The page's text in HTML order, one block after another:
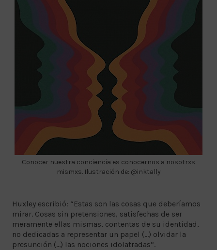
Conocer nuestra conciencia es conocernos a nosotrxs
mismxs. Ilustración de: @inktally
Huxley escribió: “Estas son las cosas que deberíamos
mirar. Cosas sin pretensiones, satisfechas de ser
meramente ellas mismas, contentas de su identidad,
no dedicadas a representar un papel (...) olvidar la
presunción (...) las nociones idolatradas”.